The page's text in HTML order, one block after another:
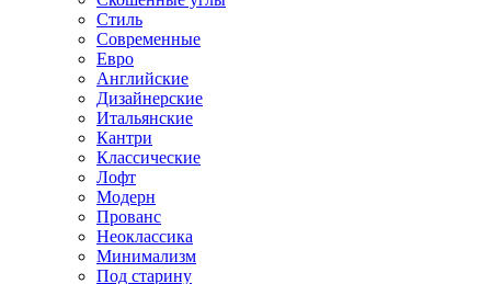
Стиль
Современные
Евро
Английские
Дизайнерские
Итальянские
Кантри
Классические
Лофт
Модерн
Прованс
Неоклассика
Минимализм
Под старину